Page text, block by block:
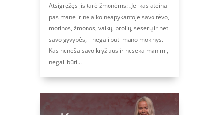
Atsigręžęs jis tarė žmonėms: „Jei kas ateina
pas mane ir nelaiko neapykantoje savo tėvo,
motinos, žmonos, vaikų, brolių, seserų ir net
savo gyvybės, – negali būti mano mokinys.
Kas neneša savo kryžiaus ir neseka manimi,
negali būti...